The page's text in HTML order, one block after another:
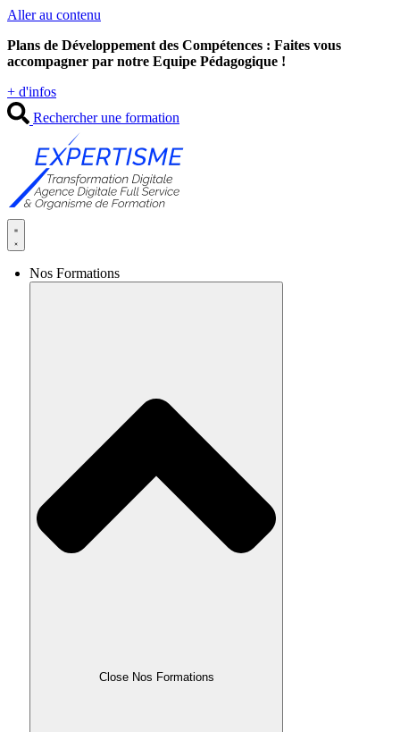
Aller au contenu
Plans de Développement des Compétences : Faites vous
accompagner par notre Equipe Pédagogique !
+ d'infos
Rechercher une formation
Nos Formations
Close Nos Formations